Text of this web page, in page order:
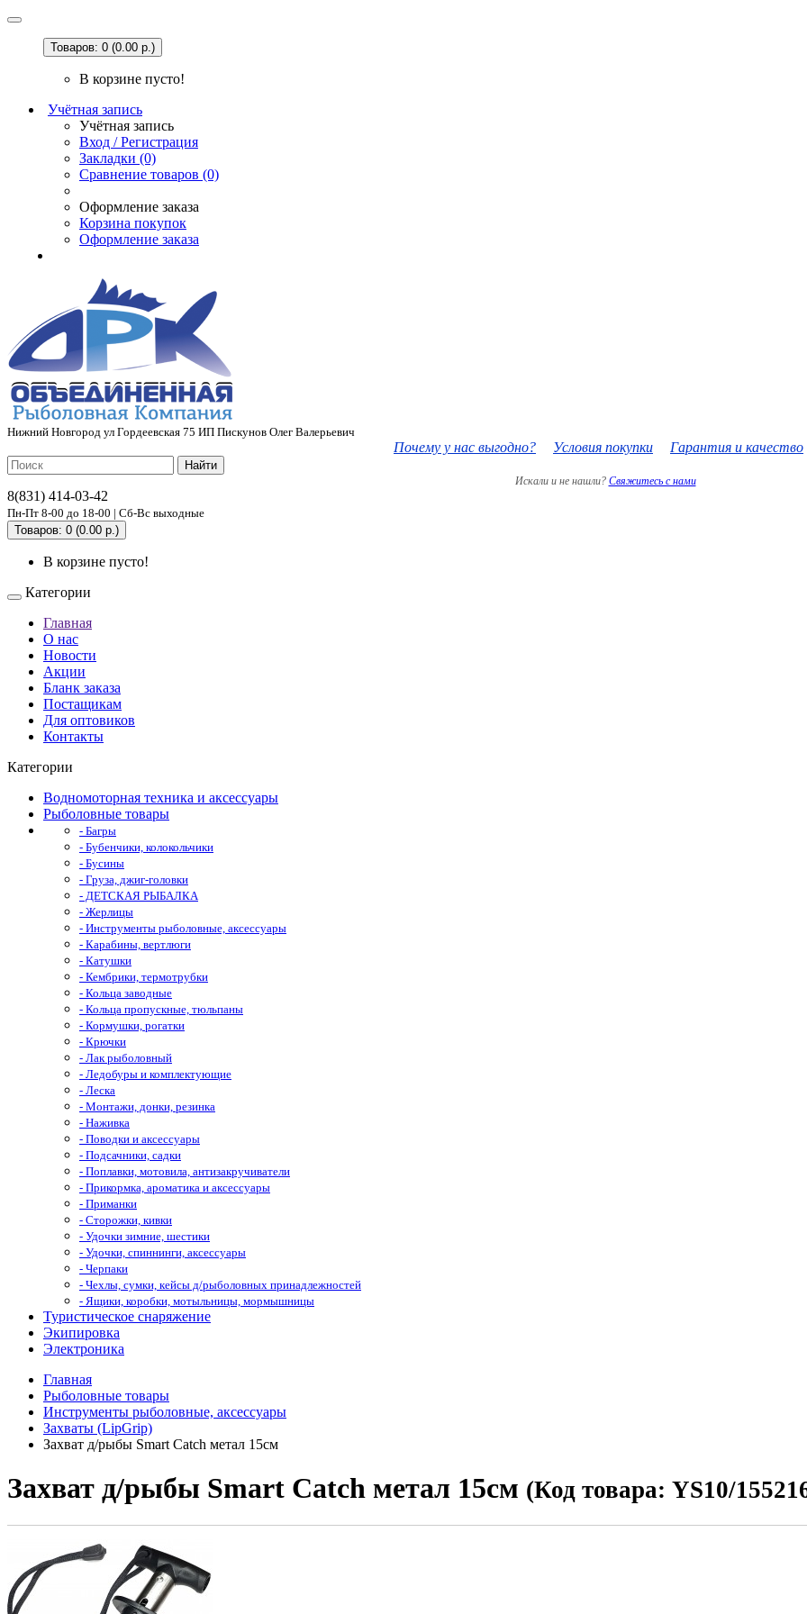
Товаров: 0 (0.00 р.)
В корзине пусто!
Учётная запись
Учётная запись
Вход / Регистрация
Закладки (0)
Сравнение товаров (0)
Оформление заказа
Корзина покупок
Оформление заказа
Нижний Новгород ул Гордеевская 75 ИП Пискунов Олег Валерьевич
Почему у нас выгодно? Условия покупки Гарантия и качество
Найти
Искали и не нашли? Свяжитесь с нами
8(831) 414-03-42
Пн-Пт 8-00 до 18-00 | Сб-Вс выходные
Товаров: 0 (0.00 р.)
В корзине пусто!
Категории
Главная
О нас
Новости
Акции
Бланк заказа
Постащикам
Для оптовиков
Контакты
Категории
Водномоторная техника и аксессуары
Рыболовные товары
- Багры
- Бубенчики, колокольчики
- Бусины
- Груза, джиг-головки
- ДЕТСКАЯ РЫБАЛКА
- Жерлицы
- Инструменты рыболовные, аксессуары
- Карабины, вертлюги
- Катушки
- Кембрики, термотрубки
- Кольца заводные
- Кольца пропускные, тюльпаны
- Кормушки, рогатки
- Крючки
- Лак рыболовный
- Ледобуры и комплектующие
- Леска
- Монтажи, донки, резинка
- Наживка
- Поводки и аксессуары
- Подсачники, садки
- Поплавки, мотовила, антизакручиватели
- Прикормка, ароматика и аксессуары
- Приманки
- Сторожки, кивки
- Удочки зимние, шестики
- Удочки, спиннинги, аксессуары
- Черпаки
- Чехлы, сумки, кейсы д/рыболовных принадлежностей
- Ящики, коробки, мотыльницы, мормышницы
Туристическое снаряжение
Экипировка
Электроника
Главная
Рыболовные товары
Инструменты рыболовные, аксессуары
Захваты (LipGrip)
Захват д/рыбы Smart Catch метал 15см
Захват д/рыбы Smart Catch метал 15см (Код товара: YS10/